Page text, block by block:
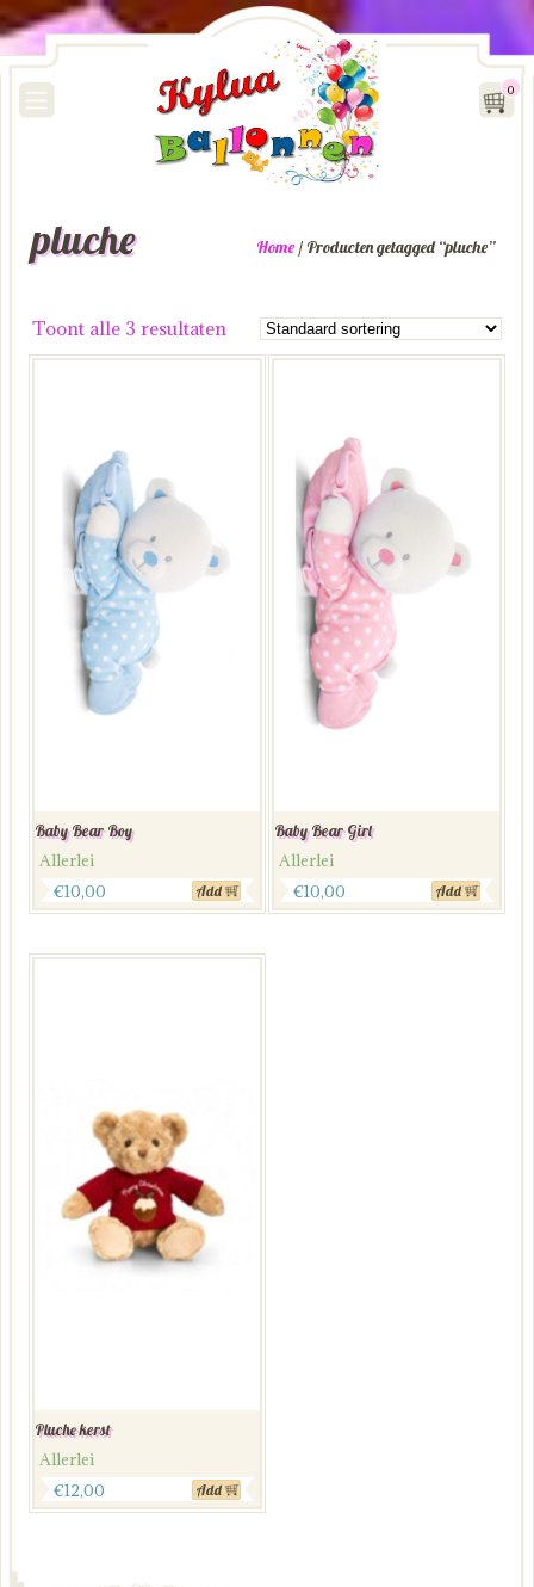
0
Home / Producten getagged “pluche”
pluche
Toont alle 3 resultaten
Baby Bear Boy
Allerlei
€10,00 Add
Baby Bear Girl
Allerlei
€10,00 Add
Pluche kerst
Allerlei
€12,00 Add